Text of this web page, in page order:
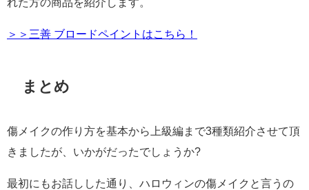
＞＞三善 ブロードペイントはこちら！
まとめ
傷メイクの作り方を基本から上級編まで3種類紹介させて頂
きましたが、いかがだったでしょうか?
最初にもお話しした通り、ハロウィンの傷メイクと言うの